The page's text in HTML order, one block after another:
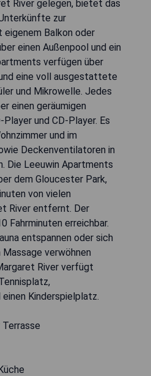
River gelegen, bietet das
zur
Balkon oder
einen Außenpool und ein
verfügen über
eine voll ausgestattete
und Mikrowelle. Jedes
einen geräumigen
und CD-Player. Es
und im
Deckenventilatoren in
Die Leeuwin Apartments
dem Gloucester Park,
von vielen
River entfernt. Der
Fahrminuten erreichbar.
entspannen oder sich
verwöhnen
River verfügt
Kinderspielplatz.